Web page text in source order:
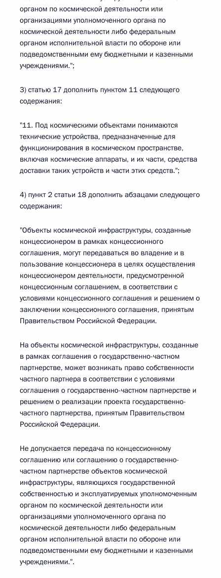
органом по космической деятельности или
организациями уполномоченного органа по
космической деятельности либо федеральным
органом исполнительной власти по обороне или
подведомственными ему бюджетными и казенными
учреждениями.";
3) статью 17 дополнить пунктом 11 следующего
содержания:
"11. Под космическими объектами понимаются
технические устройства, предназначенные для
функционирования в космическом пространстве,
включая космические аппараты, и их части, средства
доставки таких устройств и части этих средств.";
4) пункт 2 статьи 18 дополнить абзацами следующего
содержания:
"Объекты космической инфраструктуры, созданные
концессионером в рамках концессионного
соглашения, могут передаваться во владение и в
пользование концессионера в целях осуществления
концессионером деятельности, предусмотренной
концессионным соглашением, в соответствии с
условиями концессионного соглашения и решением о
заключении концессионного соглашения, принятым
Правительством Российской Федерации.
На объекты космической инфраструктуры, созданные
в рамках соглашения о государственно-частном
партнерстве, может возникать право собственности
частного партнера в соответствии с условиями
соглашения о государственно-частном партнерстве и
решением о реализации проекта государственно-
частного партнерства, принятым Правительством
Российской Федерации.
Не допускается передача по концессионному
соглашению или соглашению о государственно-
частном партнерстве объектов космической
инфраструктуры, являющихся государственной
собственностью и эксплуатируемых уполномоченным
органом по космической деятельности или
организациями уполномоченного органа по
космической деятельности либо федеральным
органом исполнительной власти по обороне или
подведомственными ему бюджетными и казенными
учреждениями.".